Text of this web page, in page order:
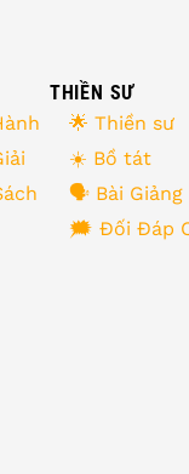
THIỀN SƯ
🌟 Thiền sư
☀️ Bồ tát
🗣 Bài Giảng
🗯 Đối Đáp